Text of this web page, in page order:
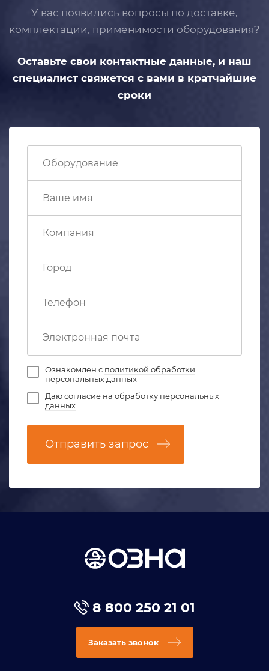
У вас появились вопросы по доставке,
комплектации, применимости оборудования?
Оставьте свои контактные данные, и наш
специалист свяжется с вами в кратчайшие
сроки
Ознакомлен с политикой обработки
персональных данных
Даюсогласие на обработку персональных
данных
Отправить запрос
8 800 250 21 01
Заказать звонок